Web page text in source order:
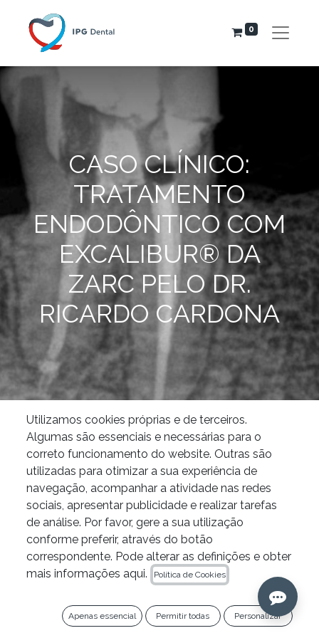
0
CASO CLÍNICO:
TRATAMENTO
ENDODÔNTICO COM
EXCALIBUR® DA
ZARC PELO DR.
RICARDO CARDONA
News
Endodontia
Caso Clínico: Tratamento Endodôntico com Excalibur® da Zarc pelo Dr. Ricardo Cardona
Na prática da endodontia, cada caso apresenta
os seus próprios desafios e particularidades.
Nesta ocasião, queremos partilhar um caso
clínico do Dr. Ricardo Cardona, onde foi
utilizado o sistemaExcalibur®daZarc
endodontia numa paciente de 90 anos.
Utilizamos cookies próprias e de terceiros.
Algumas são essenciais e necessárias para o
correto funcionamento do website. Outras são
utilizadas para otimizar a sua experiência de
navegação, acompanhar a atividade nas redes
sociais, apresentar publicidade e realizar tarefas
de análise. Por favor, gere a sua utilização
conforme preferir, através do botão
correspondente. Pode alterar as definições e obter
mais informações aqui.
Política de Cookies
Apenas essencial Permitir todas Personalizar